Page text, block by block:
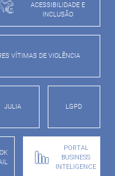
ACESSIBILIDADE E
INCLUSÃO
VÍTIMAS DE VIOLÊNCIA
JULIA LGPD
PORTAL
BUSINESS
INTELIGENCE